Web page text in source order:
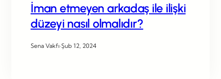
İman etmeyen arkadaş ile ilişki
düzeyi nasıl olmalıdır?
Sena Vakfı·Şub 12, 2024